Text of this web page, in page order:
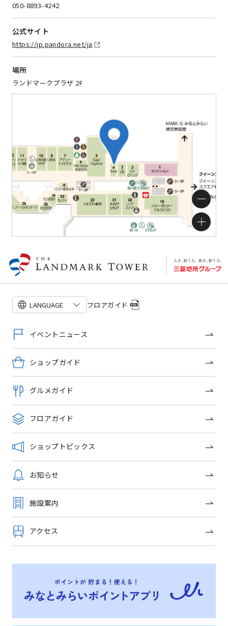
LANGUAGE フロアガイド
イベントニュース
ショップガイド
グルメガイド
フロアガイド
ショップトピックス
お知らせ
施設案内
アクセス
050-8893-4242
公式サイト
https://jp.pandora.net/ja
場所
ランドマークプラザ 2F
トップページ